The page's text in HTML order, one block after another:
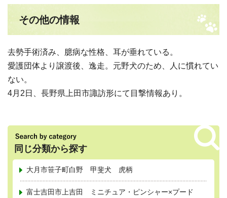
その他の情報
去勢手術済み、臆病な性格、耳が垂れている。
愛護団体より譲渡後、逸走。元野犬のため、人に慣れてい
ない。
4月2日、長野県上田市諏訪形にて目撃情報あり。
同じ分類から探す
大月市笹子町白野 甲斐犬 虎柄
富士吉田市上吉田 ミニチュア・ピンシャー×プード